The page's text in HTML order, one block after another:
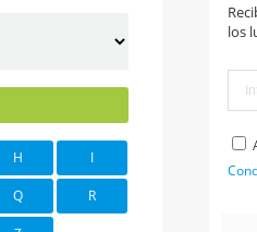
H I
Q R
los